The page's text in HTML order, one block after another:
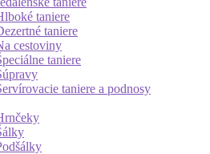
taniere
taniere
cestoviny
taniere
taniere a podnosy